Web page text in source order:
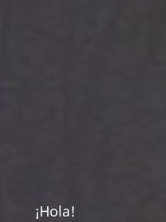
¡Hola!